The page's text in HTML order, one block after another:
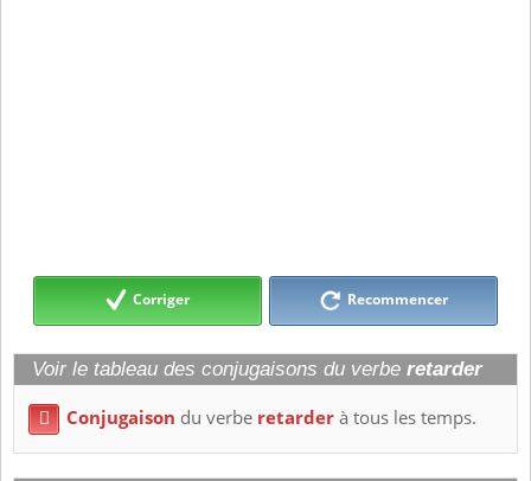
Corriger Recommencer
Voir le tableau des conjugaisons du verbe retarder
 Conjugaison du verbe retarderà tous les temps.